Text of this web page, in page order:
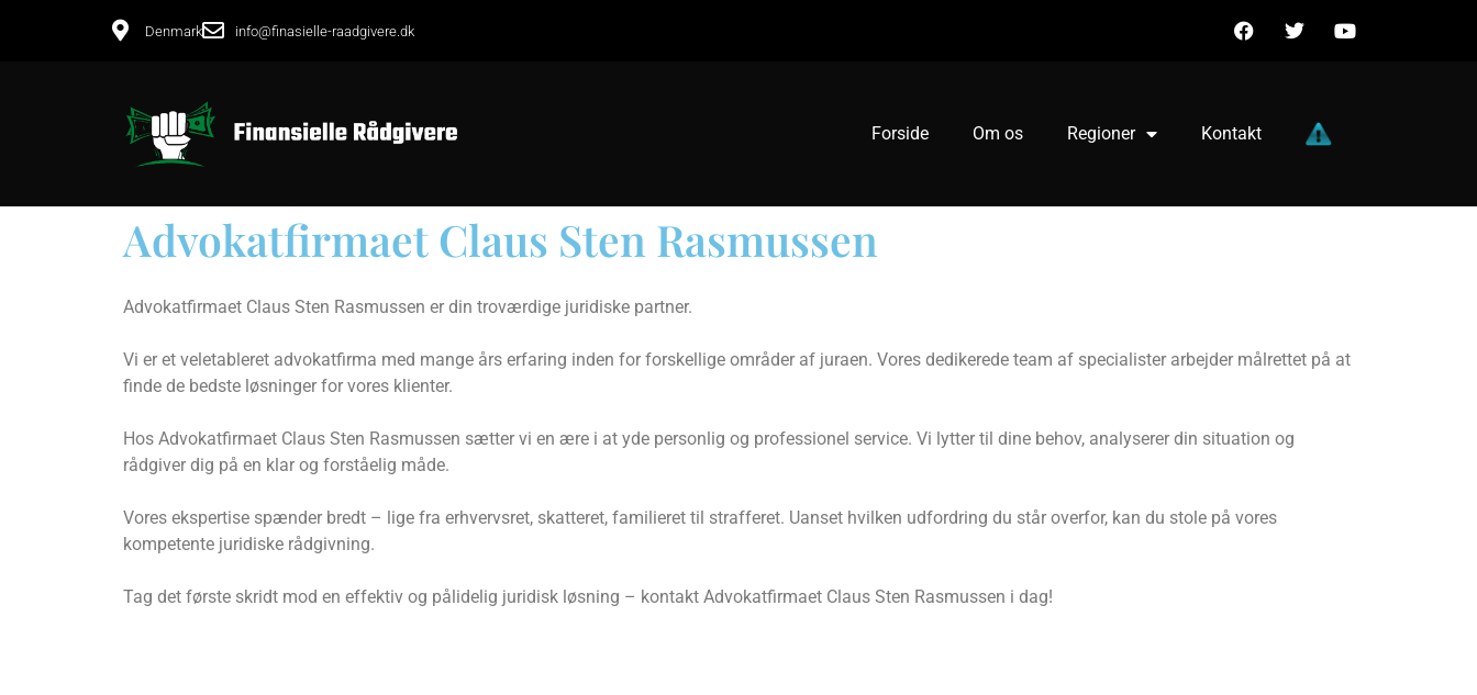
Denmark info@finasielle-raadgivere.dk
Forside Om os Regioner Kontakt
Advokatfirmaet Claus Sten Rasmussen
Advokatfirmaet Claus Sten Rasmussen er din troværdige juridiske partner.
Vi er et veletableret advokatfirma med mange års erfaring inden for forskellige områder af juraen. Vores dedikerede team af specialister arbejder målrettet på at
finde de bedste løsninger for vores klienter.
Hos Advokatfirmaet Claus Sten Rasmussen sætter vi en ære i at yde personlig og professionel service. Vi lytter til dine behov, analyserer din situation og
rådgiver dig på en klar og forståelig måde.
Vores ekspertise spænder bredt – lige fra erhvervsret, skatteret, familieret til strafferet. Uanset hvilken udfordring du står overfor, kan du stole på vores
kompetente juridiske rådgivning.
Tag det første skridt mod en effektiv og pålidelig juridisk løsning – kontakt Advokatfirmaet Claus Sten Rasmussen i dag!